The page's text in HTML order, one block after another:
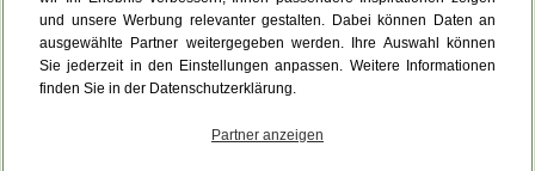
und unsere Werbung relevanter gestalten. Dabei können Daten an
ausgewählte Partner weitergegeben werden. Ihre Auswahl können
Sie jederzeit in den Einstellungen anpassen. Weitere Informationen
finden Sie in der Datenschutzerklärung.
Partner anzeigen
Leider ist ein technischer Fehler aufgetreten.
Bitte laden Sie die Seite neu.